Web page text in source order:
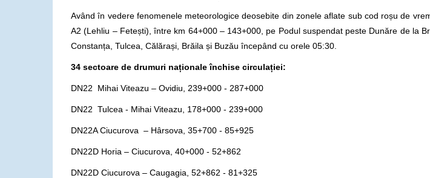
Având în vedere fenomenele meteorologice deosebite din zonele aflate sub cod roșu de
A2 (Lehliu – Fetești), între km 64+000 – 143+000, pe Podul suspendat peste Dunăre de la
Constanța, Tulcea, Călărași, Brăila și Buzău începând cu orele 05:30.
34 sectoare de drumuri naționaleînchise circulației:
DN22 Mihai Viteazu – Ovidiu, 239+000 - 287+000
DN22 Tulcea - Mihai Viteazu, 178+000 - 239+000
DN22A Ciucurova – Hârsova, 35+700 - 85+925
DN22D Horia – Ciucurova, 40+000 - 52+862
DN22D Ciucurova – Caugagia, 52+862 - 81+325